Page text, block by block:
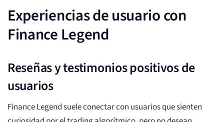
Experiencias de usuario con
Finance Legend
Reseñas y testimonios positivos de
usuarios
Finance Legend suele conectar con usuarios que sienten